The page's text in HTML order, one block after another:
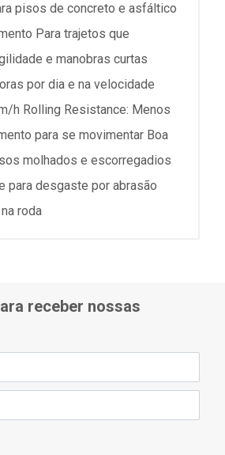
pisos de concreto e asfáltico
Para trajetos que
e manobras curtas
por dia e na velocidade
h Rolling Resistance: Menos
para se movimentar Boa
molhados e escorregadios
para desgaste por abrasão
roda
receber nossas